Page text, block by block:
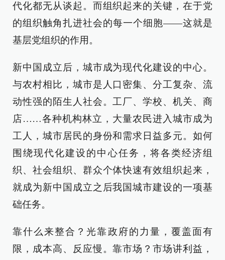
代化都无从谈起。而组织起来的关键，在于党
的组织触角扎进社会的每一个细胞——这就是
基层党组织的作用。
新中国成立后，城市成为现代化建设的中心。
与农村相比，城市是人口密集、分工复杂、流
动性强的陌生人社会。工厂、学校、机关、商
店……各种机构林立，大量农民进入城市成为
工人，城市居民的身份和需求日益多元。如何
围绕现代化建设的中心任务，将各类经济组
织、社会组织、群众个体快速有效组织起来，
就成为新中国成立之后我国城市建设的一项基
础任务。
靠什么来整合？光靠政府的力量，覆盖面有
限，成本高、反应慢。靠市场？市场讲利益，